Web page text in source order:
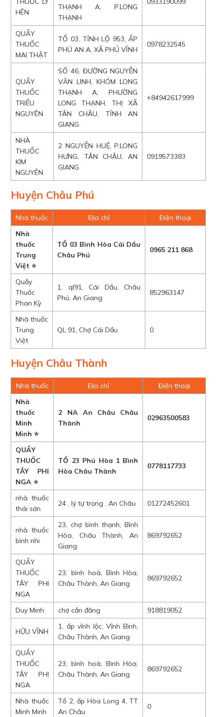
HÊN
THẠNH A, P.LONG
THẠNH
QUẦY
THUỐC
MAI THẬT
TỔ 03, TỈNH LỘ 953, ẤP
PHÚ AN A, XÃ PHÚ VĨNH
0978232545
QUẦY
THUỐC
TRIỀU
NGUYÊN
SỐ 46, ĐƯỜNG NGUYỄN
VĂN LINH, KHÓM LONG
THẠNH A, PHƯỜNG
LONG THẠNH, THỊ XÃ
TÂN CHÂU, TỈNH AN
GIANG
+84942617999
NHÀ
THUỐC
KIM
NGUYÊN
2 NGUYỄN HUỆ, P.LONG
HƯNG, TÂN CHÂU, AN
GIANG
0919573383
Huyện Châu Phú
Nhà thuốc Địa chỉ
Điện thoại
Nhà
thuốc
Trung
Việt ⭐
TỔ 03 Bình Hòa Cái Dầu
Châu Phú
0965 211 868
Quầy
Thuốc
Phan Kỳ
1, ql91, Cái Dầu, Châu
Phú, An Giang
852963147
Nhà thuốc
Trung
Việt
QL 91, Chợ Cái Dầu 0
Huyện Châu Thành
Nhà thuốc Địa chỉ
Điện thoại
Nhà
thuốc
Minh
Minh ⭐
2 NA An Châu Châu
Thành
02963500583
QUẦY
THUỐC
TÂY PHI
NGA ⭐
TỔ 23 Phú Hòa 1 Bình
Hòa Châu Thành
0778117733
nhà thuốc
thái sơn
24 , lý tự trọng , An Châu 01272452601
nhà thuốc
bình nhi
23, chợ bình thạnh, Bình
Hòa, Châu Thành, An
Giang
869792652
QUẦY
THUỐC
TÂY PHI
NGA
23, bình hoà, Bình Hòa,
Châu Thành, An Giang
869792652
Duy Minh chợ cần đăng 918819052
HỮU VĨNH
1, ấp vĩnh lộc, Vĩnh Bình,
Châu Thành, An Giang
QUẦY
THUỐC
TÂY PHI
NGA
23, bình hoà, Bình Hòa,
Châu Thành, An Giang
869792652
Nhà thuốc
Minh Minh
Tổ 2, ấp Hòa Long 4, TT
An Châu
0